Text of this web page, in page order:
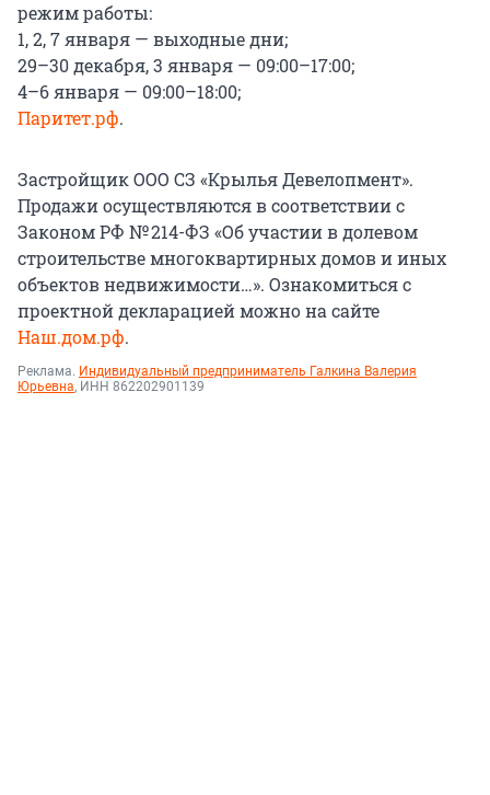
режим работы:
1, 2, 7 января — выходные дни;
29–30 декабря, 3 января — 09:00–17:00;
4–6 января — 09:00–18:00;
Паритет.рф.
Застройщик ООО СЗ «Крылья Девелопмент».
Продажи осуществляются в соответствии с
Законом РФ № 214-ФЗ «Об участии в долевом
строительстве многоквартирных домов и иных
объектов недвижимости…». Ознакомиться с
проектной декларацией можно на сайте
Наш.дом.рф.
Реклама. Индивидуальный предприниматель Галкина Валерия
Юрьевна, ИНН 862202901139